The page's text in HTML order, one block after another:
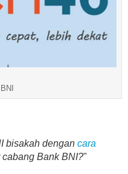
bisakah dengan cara
Bank BNI?"